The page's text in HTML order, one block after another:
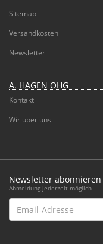
Sitemap
Versandkosten
Newsletter
A. HAGEN OHG
Kontakt
Wir über uns
Newsletter abonnieren
Abmeldung jederzeit möglich
Email-
Adresse